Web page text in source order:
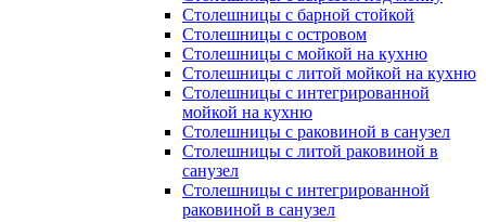
Столешницы с барной стойкой
Столешницы с островом
Столешницы с мойкой на кухню
Столешницы с литой мойкой на кухню
Столешницы с интегрированной
мойкой на кухню
Столешницы с раковиной в санузел
Столешницы с литой раковиной в
санузел
Столешницы с интегрированной
раковиной в санузел